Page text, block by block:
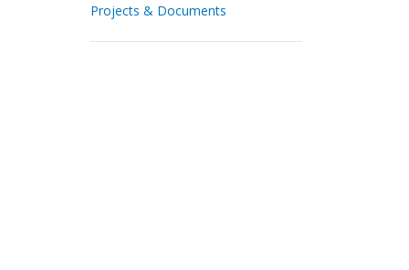
Projects & Documents